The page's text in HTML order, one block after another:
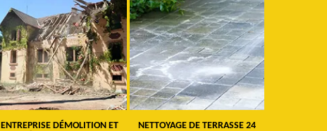
ENTREPRISE DÉMOLITION ET
NETTOYAGE DE TERRASSE 24